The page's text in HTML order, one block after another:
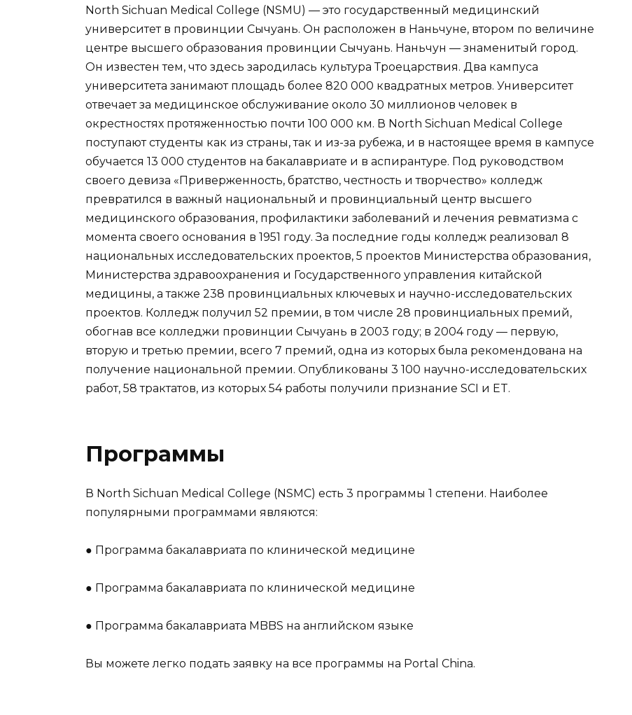
North Sichuan Medical College (NSMU) — это государственный медицинский
университет в провинции Сычуань. Он расположен в Наньчуне, втором по величине
центре высшего образования провинции Сычуань. Наньчун — знаменитый город.
Он известен тем, что здесь зародилась культура Троецарствия. Два кампуса
университета занимают площадь более 820 000 квадратных метров. Университет
отвечает за медицинское обслуживание около 30 миллионов человек в
окрестностях протяженностью почти 100 000 км. В North Sichuan Medical College
поступают студенты как из страны, так и из-за рубежа, и в настоящее время в кампусе
обучается 13 000 студентов на бакалавриате и в аспирантуре. Под руководством
своего девиза «Приверженность, братство, честность и творчество» колледж
превратился в важный национальный и провинциальный центр высшего
медицинского образования, профилактики заболеваний и лечения ревматизма с
момента своего основания в 1951 году. За последние годы колледж реализовал 8
национальных исследовательских проектов, 5 проектов Министерства образования,
Министерства здравоохранения и Государственного управления китайской
медицины, а также 238 провинциальных ключевых и научно-исследовательских
проектов. Колледж получил 52 премии, в том числе 28 провинциальных премий,
обогнав все колледжи провинции Сычуань в 2003 году; в 2004 году — первую,
вторую и третью премии, всего 7 премий, одна из которых была рекомендована на
получение национальной премии. Опубликованы 3 100 научно-исследовательских
работ, 58 трактатов, из которых 54 работы получили признание SCI и ET.
Программы
В North Sichuan Medical College (NSMC) есть 3 программы 1 степени. Наиболее
популярными программами являются:
● Программа бакалавриата по клинической медицине
● Программа бакалавриата по клинической медицине
● Программа бакалавриата MBBS на английском языке
Вы можете легко подать заявку на все программы на Portal China.